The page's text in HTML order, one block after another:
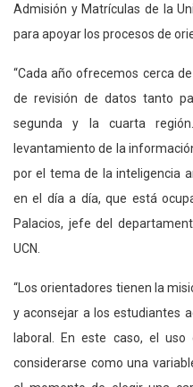
Admisión y Matrículas de la
para apoyar los procesos de
“Cada año ofrecemos cerca
de revisión de datos tanto
segunda y la cuarta
levantamiento de la
por el tema de la inteligencia
en el día a día, que está
Palacios, jefe del
UCN.
“Los orientadores tienen la
y aconsejar a los estudiantes
laboral. En este caso, el
considerarse como una